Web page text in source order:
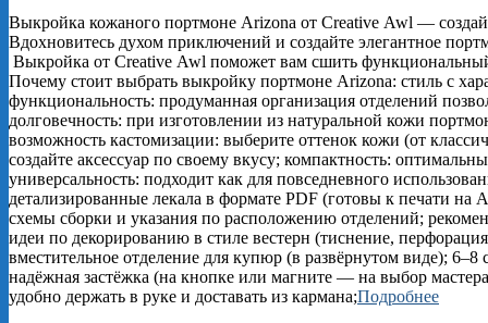
Выкройка кожаного портмоне Arizona от Creative Awl —
Вдохновитесь духом приключений и создайте элегантное
Выкройка от Creative Awl поможет вам сшить
Почему стоит выбрать выкройку портмоне Arizona: стиль с
функциональность: продуманная организация отделений
долговечность: при изготовлении из натуральной кожи
возможность кастомизации: выберите оттенок кожи (от
создайте аксессуар по своему вкусу; компактность:
универсальность: подходит как для повседневного
детализированные лекала в формате PDF (готовы к печати
схемы сборки и указания по расположению отделений;
идеи по декорированию в стиле вестерн (тиснение,
вместительное отделение для купюр (в развёрнутом виде);
надёжная застёжка (на кнопке или магните — на выбор
удобно держать в руке и доставать из кармана;Подробнее